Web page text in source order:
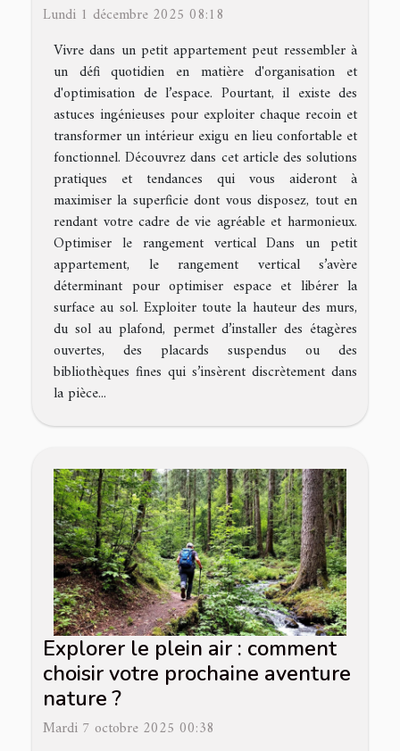
Lundi 1 décembre 2025 08:18
Vivre dans un petit appartement peut ressembler à
un défi quotidien en matière d'organisation et
d'optimisation de l’espace. Pourtant, il existe des
astuces ingénieuses pour exploiter chaque recoin et
transformer un intérieur exigu en lieu confortable et
fonctionnel. Découvrez dans cet article des solutions
pratiques et tendances qui vous aideront à
maximiser la superficie dont vous disposez, tout en
rendant votre cadre de vie agréable et harmonieux.
Optimiser le rangement vertical Dans un petit
appartement, le rangement vertical s’avère
déterminant pour optimiser espace et libérer la
surface au sol. Exploiter toute la hauteur des murs,
du sol au plafond, permet d’installer des étagères
ouvertes, des placards suspendus ou des
bibliothèques fines qui s’insèrent discrètement dans
la pièce...
Explorer le plein air : comment
choisir votre prochaine aventure
nature ?
Mardi 7 octobre 2025 00:38